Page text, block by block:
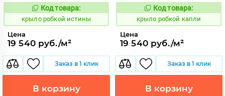
837911
Код товара:
крыло робкой истины
Цена
19 540 руб./м²
Заказ в 1 клик
В корзину
837912
Код товара:
крыло робкой капли
Цена
19 540 руб./м²
Заказ в 1 клик
В корзину